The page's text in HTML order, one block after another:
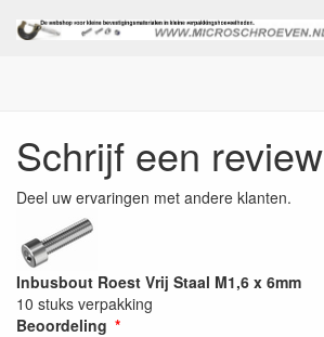
Schrijf een review
Deel uw ervaringen met andere klanten.
Inbusbout Roest Vrij Staal M1,6 x 6mm
10 stuks verpakking
Beoordeling